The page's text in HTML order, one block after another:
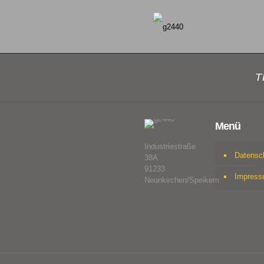
Industriestraße
38A
91233
Neunkirchen/Speikern
Menü